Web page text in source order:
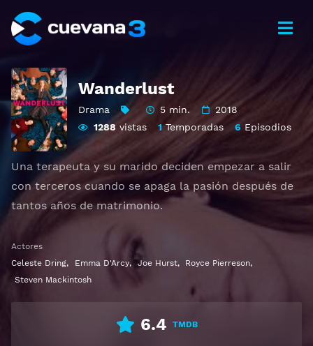
Wanderlust
Drama 5 min.
2018
1288 vistas 1Temporadas 6 Episodios
Una terapeuta y su marido deciden empezar a salir
con terceros cuando se apaga la pasión después de
tantos años de matrimonio.
Ver Wanderlust Gratis HD 1080p 720p | Idioma
español latino, subtitulado, castellano
Actores
Celeste Dring, Emma D'Arcy, Joe Hurst, Royce Pierreson,
Steven Mackintosh
6.4 TMDB